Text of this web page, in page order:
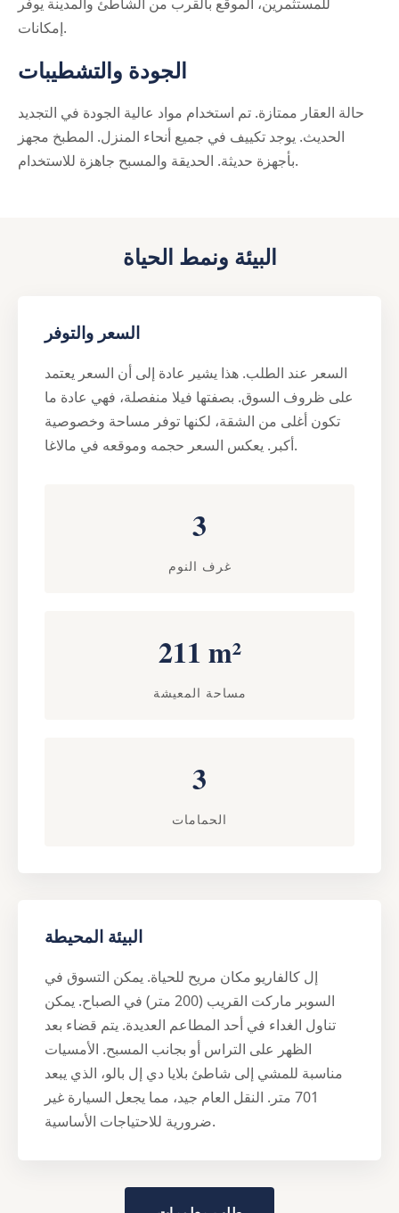
إمكانات.
الجودة والتشطيبات
حالة العقار ممتازة. تم استخدام مواد عالية الجودة في التجديد
الحديث. يوجد تكييف في جميع أنحاء المنزل. المطبخ مجهز
بأجهزة حديثة. الحديقة والمسبح جاهزة للاستخدام.
البيئة ونمط الحياة
السعر والتوفر
السعر عند الطلب. هذا يشير عادة إلى أن السعر يعتمد
على ظروف السوق. بصفتها فيلا منفصلة، فهي عادة ما
تكون أغلى من الشقة، لكنها توفر مساحة وخصوصية
أكبر. يعكس السعر حجمه وموقعه في مالاغا.
3
غرف النوم
211 m²
مساحة المعيشة
3
الحمامات
البيئة المحيطة
إل كالفاريو مكان مريح للحياة. يمكن التسوق في
السوبر ماركت القريب (200 متر) في الصباح. يمكن
تناول الغداء في أحد المطاعم العديدة. يتم قضاء بعد
الظهر على التراس أو بجانب المسبح. الأمسيات
مناسبة للمشي إلى شاطئ بلايا دي إل بالو، الذي يبعد
701 متر. النقل العام جيد، مما يجعل السيارة غير
ضرورية للاحتياجات الأساسية.